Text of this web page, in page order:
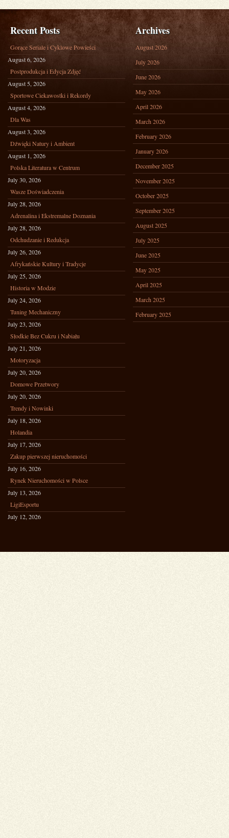
Recent Posts
Gorące Seriale i Cyklowe Powieści
August 6, 2026
Postprodukcja i Edycja Zdjęć
August 5, 2026
Sportowe Ciekawostki i Rekordy
August 4, 2026
Dla Was
August 3, 2026
Dźwięki Natury i Ambient
August 1, 2026
Polska Literatura w Centrum
July 30, 2026
Wasze Doświadczenia
July 28, 2026
Adrenalina i Ekstremalne Doznania
July 28, 2026
Odchudzanie i Redukcja
July 26, 2026
Afrykańskie Kultury i Tradycje
July 25, 2026
Historia w Modzie
July 24, 2026
Tuning Mechaniczny
July 23, 2026
Słodkie Bez Cukru i Nabiału
July 21, 2026
Motoryzacja
July 20, 2026
Domowe Przetwory
July 20, 2026
Trendy i Nowinki
July 18, 2026
Holandia
July 17, 2026
Zakup pierwszej nieruchomości
July 16, 2026
Rynek Nieruchomości w Polsce
July 13, 2026
LigiEsportu
July 12, 2026
Archives
August 2026
July 2026
June 2026
May 2026
April 2026
March 2026
February 2026
January 2026
December 2025
November 2025
October 2025
September 2025
August 2025
July 2025
June 2025
May 2025
April 2025
March 2025
February 2025